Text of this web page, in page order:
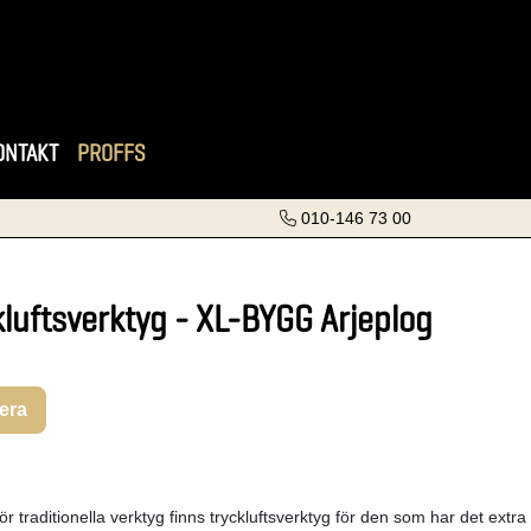
PROFFS
010-146 73 00
- XL-BYGG Arjeplog
traditionella verktyg finns tryckluftsverktyg för den som har det